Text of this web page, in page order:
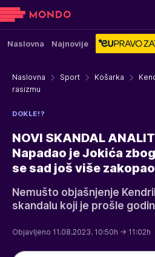
Naslovna Najnovije
Naslovna Sport Košarka
rasizmu
DOKLE!?
NOVI SKANDAL
Napadao je Jokića zbog
se sad još više
Nemušto objašnjenje
skandalu koji je prošle
Objavljeno 11.08.2023. 10:50h → 11:02h